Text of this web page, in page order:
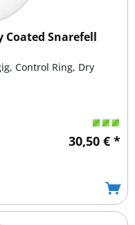
Coated Snarefell
Control Ring, Dry
30,50 € *